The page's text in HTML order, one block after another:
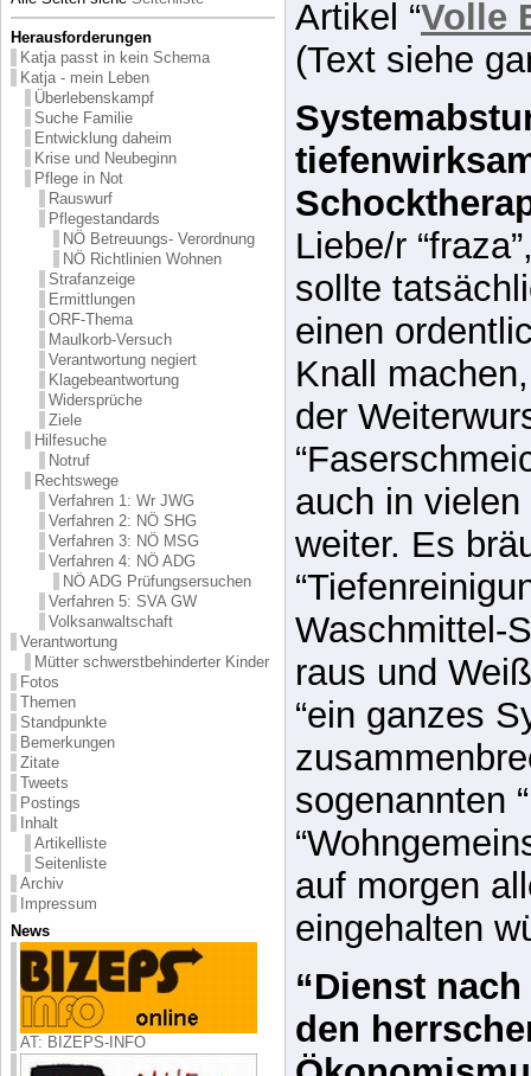
Suche Familie
Entwicklung daheim
Krise und Neubeginn
Pflege in Not
Rauswurf
Pflegestandards
NÖ Betreuungs- Verordnung
NÖ Richtlinien Wohnen
Strafanzeige
Ermittlungen
ORF-Thema
Maulkorb-Versuch
Verantwortung negiert
Klagebeantwortung
Widersprüche
Ziele
Hilfesuche
Notruf
Rechtswege
Verfahren 1: Wr JWG
Verfahren 2: NÖ SHG
Verfahren 3: NÖ MSG
Verfahren 4: NÖ ADG
NÖ ADG Prüfungsersuchen
Verfahren 5: SVA GW
Volksanwaltschaft
Verantwortung
Mütter schwerstbehinderter Kinder
Fotos
Themen
Standpunkte
Bemerkungen
Zitate
Tweets
Postings
Inhalt
Artikelliste
Seitenliste
Archiv
Impressum
News
AT: BIZEPS-INFO
DE: Bi. "Daheim statt Heim" e.V.
Liebe/r
sollte
einen
Knall
der
auch in
weiter. Es
Waschmittel-
raus und
“ein ganzes
sogenannten
auf morgen
eingehalten
“Dienst
den
Wenn also